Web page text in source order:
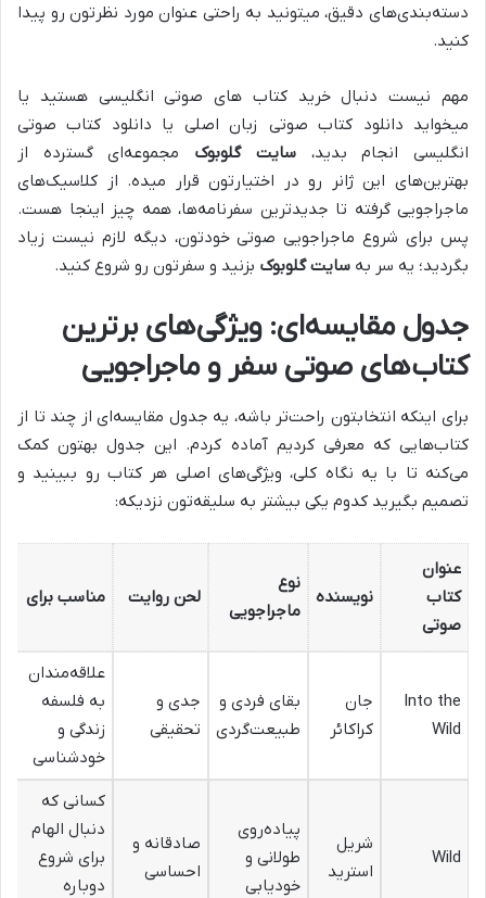
دسته‌بندی‌های دقیق، میتونید به راحتی عنوان مورد نظرتون رو پیدا
کنید.
مهم نیست دنبال خرید کتاب های صوتی انگلیسی هستید یا
میخواید دانلود کتاب صوتی زبان اصلی یا دانلود کتاب صوتی
انگلیسی انجام بدید،سایت گلوبوک مجموعه‌ای گسترده از
بهترین‌های این ژانر رو در اختیارتون قرار میده. از کلاسیک‌های
ماجراجویی گرفته تا جدیدترین سفرنامه‌ها، همه چیز اینجا هست.
پس برای شروع ماجراجویی صوتی خودتون، دیگه لازم نیست زیاد
بگردید؛ یه سر به سایت گلوبوک بزنید و سفرتون رو شروع کنید.
جدول مقایسه‌ای: ویژگی‌های برترین
کتاب‌های صوتی سفر و ماجراجویی
برای اینکه انتخابتون راحت‌تر باشه، یه جدول مقایسه‌ای از چند تا از
کتاب‌هایی که معرفی کردیم آماده کردم. این جدول بهتون کمک
می‌کنه تا با یه نگاه کلی، ویژگی‌های اصلی هر کتاب رو ببینید و
تصمیم بگیرید کدوم یکی بیشتر به سلیقه‌تون نزدیکه:
عنوان
کتاب
صوتی
نویسنده
نوع
ماجراجویی
لحن روایت مناسب برای
Into the
Wild
جان
کراکائر
بقای فردی و
طبیعت‌گردی
جدی و
تحقیقی
علاقه‌مندان
به فلسفه
زندگی و
خودشناسی
Wild
شریل
استرید
پیاده‌روی
طولانی و
خودیابی
صادقانه و
احساسی
کسانی که
دنبال الهام
برای شروع
دوباره